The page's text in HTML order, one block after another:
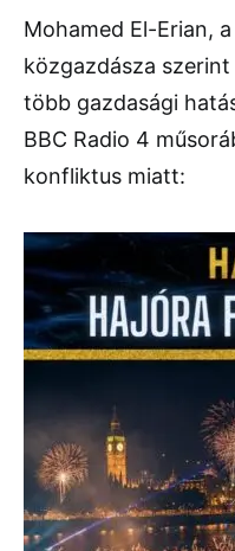
Mohamed El-Erian,
közgazdásza
több gazdasági
BBC Radio 4
konfliktus miatt: